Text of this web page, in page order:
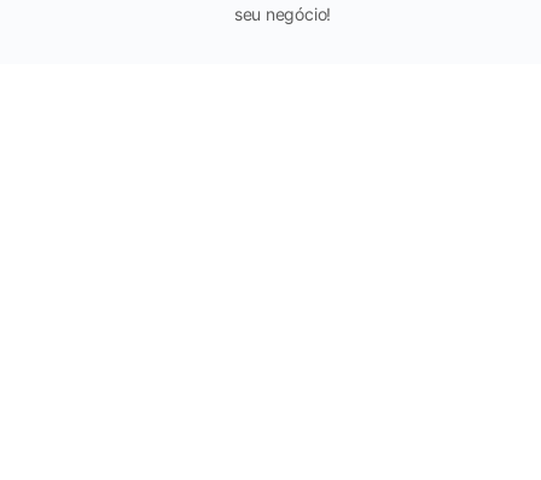
seu negócio!